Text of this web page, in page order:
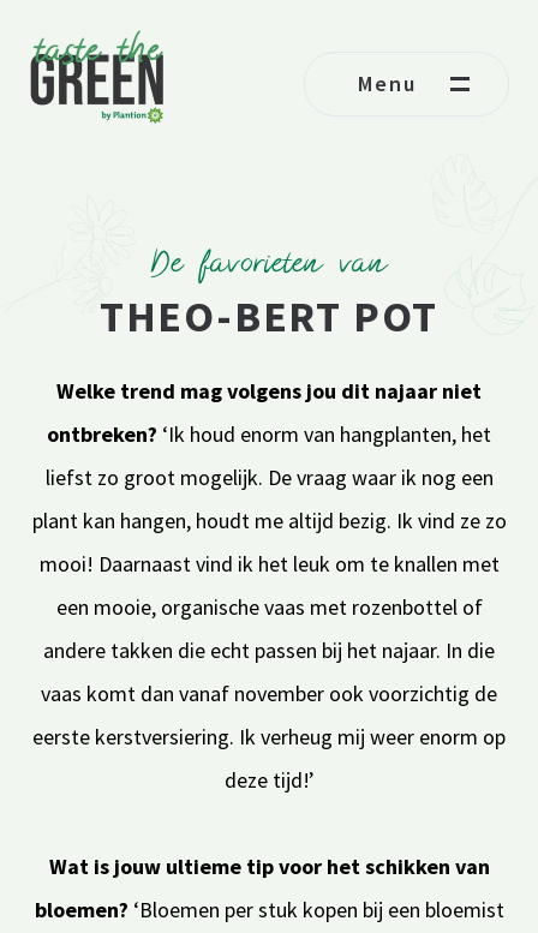
Menu
De favorieten van
THEO-BERT POT
Welke trend mag volgens jou dit najaar niet
ontbreken? ‘Ik houd enorm van hangplanten, het
liefst zo groot mogelijk. De vraag waar ik nog een
plant kan hangen, houdt me altijd bezig. Ik vind ze zo
mooi! Daarnaast vind ik het leuk om te knallen met
een mooie, organische vaas met rozenbottel of
andere takken die echt passen bij het najaar. In die
vaas komt dan vanaf november ook voorzichtig de
eerste kerstversiering. Ik verheug mij weer enorm op
deze tijd!’
Wat is jouw ultieme tip voor het schikken van
bloemen? ‘Bloemen per stuk kopen bij een bloemist